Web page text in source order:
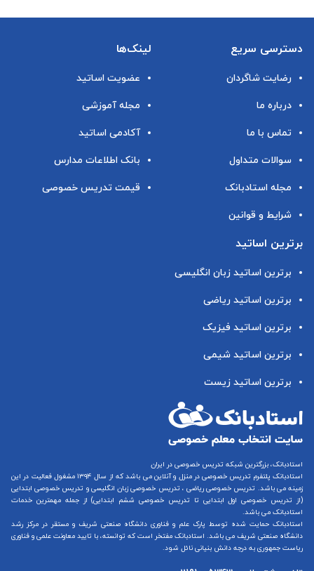
دسترسی سریع
رضایت شاگردان
درباره ما
تماس با ما
سوالات متداول
مجله استادبانک
شرایط و قوانین
لینک‌ها
عضویت اساتید
مجله آموزشی
آکادمی اساتید
بانک اطلاعات مدارس
قیمت تدریس خصوصی
برترین اساتید
برترین اساتید زبان انگلیسی
برترین اساتید ریاضی
برترین اساتید فیزیک
برترین اساتید شیمی
برترین اساتید زیست
استادبانک، بزرگترین شبکه تدریس خصوصی در ایران
استادبانک پلتفرم تدریس خصوصی در منزل و آنلاین
می باشد که از سال ۱۳۹۴ مشغول فعالیت در این
زمینه می باشد. تدریس خصوصی ریاضی ، تدریس خصوصی زبان انگلیسیو تدریس خصوصی ابتدایی
(از تدریس خصوصی اول ابتدایی تا تدریس خصوصی ششم ابتدایی) از جمله مهمترین خدمات
استادبانک می باشد.
استادبانک حمایت شده توسط پارک علم و فناوری دانشگاه صنعتی شریف و مستقر در مرکز رشد
دانشگاه صنعتی شریف می باشد. استادبانک مفتخر است که توانسته، با تایید معاونت علمی و فناوری
ریاست جمهوری به درجه دانش بنیانی نائل شود.